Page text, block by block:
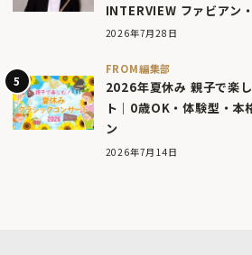
INTERVIEW ファビアン
2026年7月28日
FROM編集部
2026年夏休み 親子で楽
ト｜0歳OK・体験型・本
ン
2026年7月14日